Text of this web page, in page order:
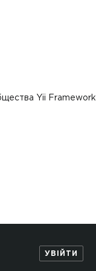
Yii Framework
УВІЙТИ